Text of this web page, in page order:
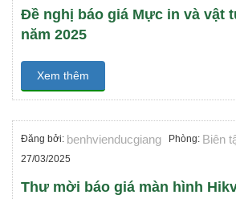
Đề nghị báo giá Mực in và vật
năm 2025
Xem thêm
Đăng bởi: benhvienducgiang Phòng: Biên
27/03/2025
Thư mời báo giá màn hình